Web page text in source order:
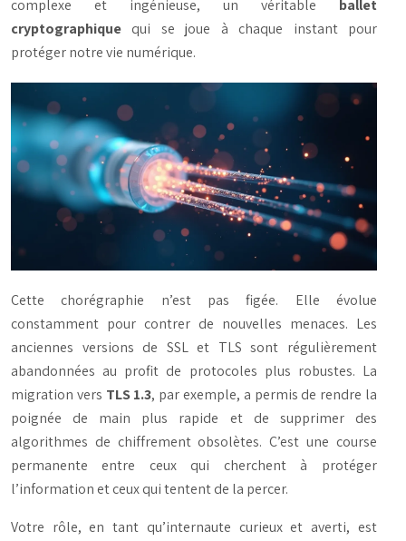
complexe et ingénieuse, un véritable ballet
cryptographique qui se joue à chaque instant pour
protéger notre vie numérique.
Cette chorégraphie n’est pas figée. Elle évolue
constamment pour contrer de nouvelles menaces. Les
anciennes versions de SSL et TLS sont régulièrement
abandonnées au profit de protocoles plus robustes. La
migration vers TLS 1.3, par exemple, a permis de rendre la
poignée de main plus rapide et de supprimer des
algorithmes de chiffrement obsolètes. C’est une course
permanente entre ceux qui cherchent à protéger
l’information et ceux qui tentent de la percer.
Votre rôle, en tant qu’internaute curieux et averti, est